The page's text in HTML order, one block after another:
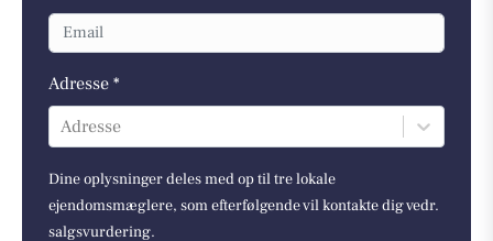
Adresse *
Adresse
Dine oplysninger deles med op til tre lokale
ejendomsmæglere, som efterfølgende vil kontakte dig vedr.
salgsvurdering.